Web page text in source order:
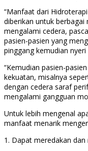
“Manfaat dari
diberikan untuk berbagai
mengalami cedera,
pasien-pasien yang
pinggang kemudian nyeri
“Kemudian pasien-
kekuatan, misalnya
dengan cedera saraf
mengalami gangguan
Untuk lebih mengenal
manfaat menarik
1. Dapat meredakan